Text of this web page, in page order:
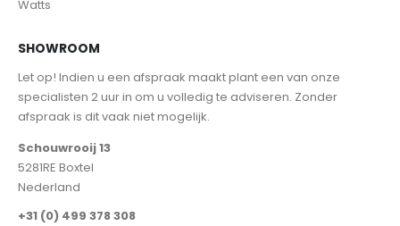
Watts
SHOWROOM
Let op! Indien u een afspraak maakt plant een van onze
specialisten 2 uur in om u volledig te adviseren. Zonder
afspraak is dit vaak niet mogelijk.
Schouwrooij 13
5281RE Boxtel
Nederland
+31 (0) 499 378 308